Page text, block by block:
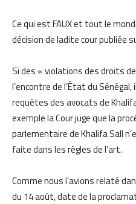
Ce qui est FAUX et tout le
décision de ladite cour publiée
Si des « violations des droits
l’encontre de l’État du
requêtes des avocats de
exemple la Cour juge que la
parlementaire de Khalifa Sall
faite dans les règles de l’art.
Comme nous l’avions relaté
du 14 août, date de la